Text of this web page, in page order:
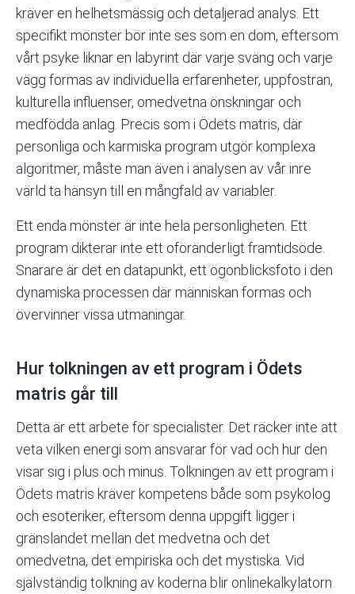
kräver en helhetsmässig och detaljerad analys. Ett
specifikt mönster bör inte ses som en dom, eftersom
vårt psyke liknar en labyrint där varje sväng och varje
vägg formas av individuella erfarenheter, uppfostran,
kulturella influenser, omedvetna önskningar och
medfödda anlag. Precis som i Ödets matris, där
personliga och karmiska program utgör komplexa
algoritmer, måste man även i analysen av vår inre
värld ta hänsyn till en mångfald av variabler.
Ett enda mönster är inte hela personligheten. Ett
program dikterar inte ett oföränderligt framtidsöde.
Snarare är det en datapunkt, ett ögonblicksfoto i den
dynamiska processen där människan formas och
övervinner vissa utmaningar.
Hur tolkningen av ett program i Ödets
matris går till
Detta är ett arbete för specialister. Det räcker inte att
veta vilken energi som ansvarar för vad och hur den
visar sig i plus och minus. Tolkningen av ett program i
Ödets matris kräver kompetens både som psykolog
och esoteriker, eftersom denna uppgift ligger i
gränslandet mellan det medvetna och det
omedvetna, det empiriska och det mystiska. Vid
självständig tolkning av koderna blir onlinekalkylatorn